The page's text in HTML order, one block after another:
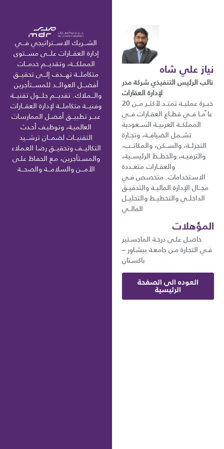
نياز علي شاه
نائب الرئيس التنفيذي شركة مدر
لإدارة العقارات
خبــرة عمليــة تمتــد لأكثــر مــن 20
عا ًمــا فــي قطــاع العقــارات فــي
المملكــة العربيــة الســعودية
تشــمل الضيافــة، وتجــارة
التجزئــة، والســكن، والمكاتــب،
والترفيــه، والخطــط الرئيســية،
والعقــارات متعــددة
الاسـتخدامات. متخصـص فـي
مجـــال الإدارة الماليــة والتدقيــق
الداخلــي والتخطيــط والتحليــل
المالــي
المؤهلات
حاصـل علـى درجـة الماجسـتير
فـي التجـارة مـن جامعـة بيشـاور –
باكسـتان
العوده الى الصفحة
الرئيسية
الشـــريك الاســـتراتيجي فـــي
إدارة العقـــارات علـــى مســـتوى
المملكـــة، وتقديـــم خدمـــات
متكاملـــة تهـــدف إلـــى تحقيـــق
أفضـــل العوائـــد للمســـتأجرين
والـــملاك. تقديـــم حلـــول تقنيـــة
وفنيـــة متكاملـــة لإدارة العقـــارات
عبـــر تطبيـــق أفضـل الممارسـات
العالميـة، وتوظيـف أحـدث
التقنيـــات لضمـــان ترشـــيد
التكاليـــف وتحقيـــق رضـا العـملاء
والمسـتأجرين، مـع الحفـاظ علـى
الأمـــن والسلامـــة والصحـــة